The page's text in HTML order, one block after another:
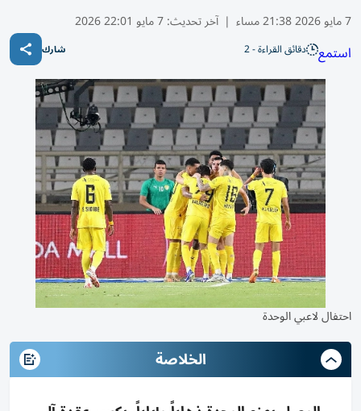
7 مايو 2026 21:38 مساء | آخر تحديث:7 مايو 22:01 2026
استمع دقائق القراءة - 2 شارك
احتفال لاعبي الوحدة
الخلاصة